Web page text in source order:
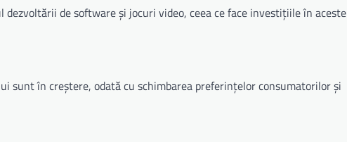
de software și jocuri video, ceea ce face investițiile în aceste
în creștere, odată cu schimbarea preferințelor consumatorilor și